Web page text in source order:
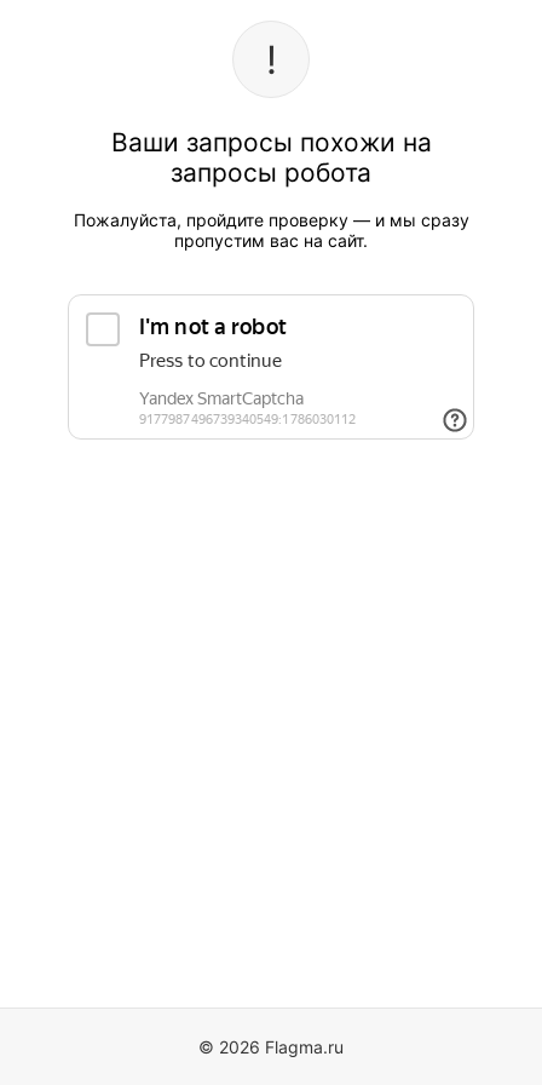
Ваши запросы похожи на
запросы робота
Пожалуйста, пройдите проверку — и мы сразу
пропустим вас на сайт.
© 2026 Flagma.ru